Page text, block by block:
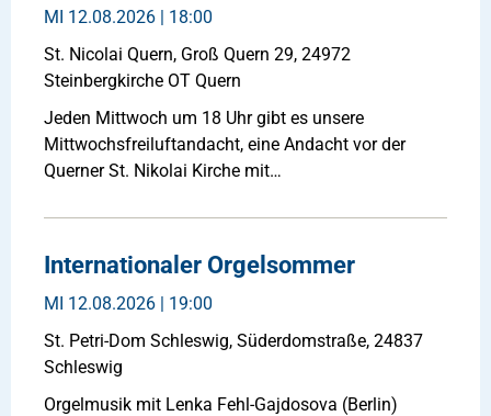
MI 12.08.2026 | 18:00
St. Nicolai Quern, Groß Quern 29, 24972
Steinbergkirche OT Quern
Jeden Mittwoch um 18 Uhr gibt es unsere
Mittwochsfreiluftandacht, eine Andacht vor der
Querner St. Nikolai Kirche mit…
Internationaler Orgelsommer
MI 12.08.2026 | 19:00
St. Petri-Dom Schleswig, Süderdomstraße, 24837
Schleswig
Orgelmusik mit Lenka Fehl-Gajdosova (Berlin)